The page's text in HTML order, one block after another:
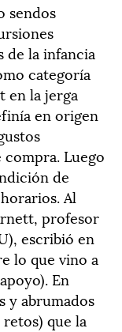
sendos
de la infancia
categoría
en la jerga
en origen
Luego
de
Al
profesor
escribió en
lo que vino a
En
y abrumados
que la